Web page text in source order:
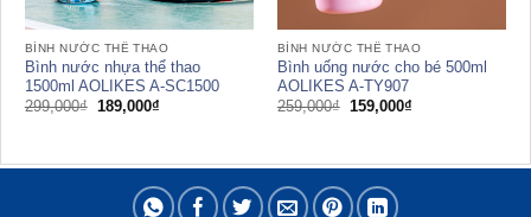
BÌNH NƯỚC THỂ THAO
Bình nước nhựa thể thao
1500ml AOLIKES A-SC1500
299,000₫ Giá
189,000₫Giá
189,000₫.
BÌNH NƯỚC THỂ THAO
Bình uống nước cho bé 500ml
AOLIKES A-TY907
259,000₫ Giá
159,000₫Giá
159,000₫.